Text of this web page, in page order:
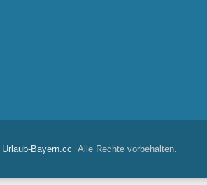
Urlaub-Bayern.cc Alle Rechte vorbehalten.